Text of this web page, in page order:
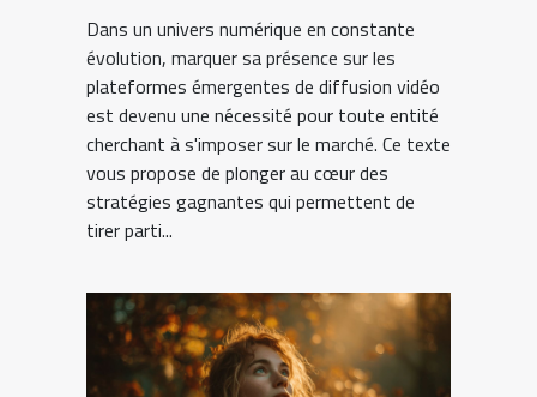
Dans un univers numérique en constante
évolution, marquer sa présence sur les
plateformes émergentes de diffusion vidéo
est devenu une nécessité pour toute entité
cherchant à s'imposer sur le marché. Ce texte
vous propose de plonger au cœur des
stratégies gagnantes qui permettent de
tirer parti...